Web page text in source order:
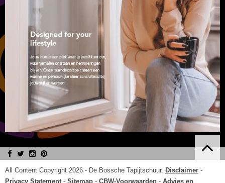
All Content Copyright 2026 - De Bossche Tapijtschuur. Disclaimer -
Privacy Statement - Sitemap - CBW-Voorwaarden - Advies en